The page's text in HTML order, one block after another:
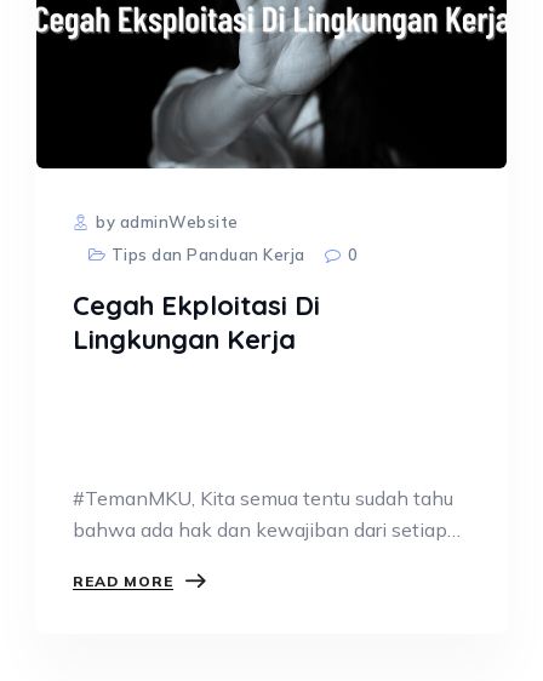
by adminWebsite
Tips dan Panduan Kerja
0
Cegah Ekploitasi Di
Lingkungan Kerja
#TemanMKU, Kita semua tentu sudah tahu
bahwa ada hak dan kewajiban dari setiap…
READ MORE